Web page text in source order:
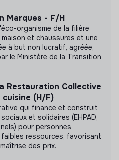
Monte rapidement en
domaines
selon les besoins de
les fiches de poste avec
et contribue à structurer
au-delà du simple
à deux initiatives
en parallèle, de la
la mise en œuvre
Marques - F/H
organisme de la filière
et chaussures et une
à but non lucratif, agréée,
le Ministère de la Transition
Restauration Collective
(H/F)
qui finance et construit
et solidaires (EHPAD,
pour personnes
ressources, favorisant
des prix.